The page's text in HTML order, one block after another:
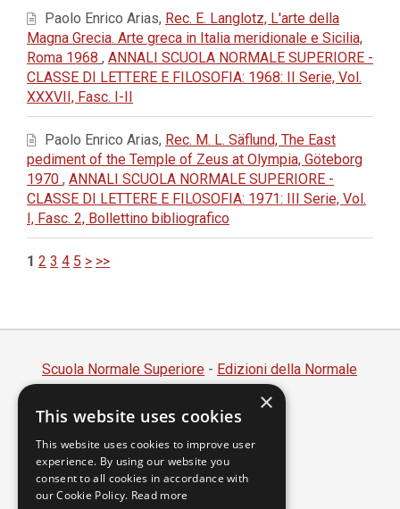
Paolo Enrico Arias, Rec. E. Langlotz, L'arte della
Magna Grecia. Arte greca in Italia meridionale e Sicilia,
Roma 1968 , ANNALI SCUOLA NORMALE SUPERIORE -
CLASSE DI LETTERE E FILOSOFIA: 1968: II Serie, Vol.
XXXVII, Fasc. I-II
Paolo Enrico Arias, Rec. M. L. Säflund, The East
pediment of the Temple of Zeus at Olympia, Göteborg
1970 , ANNALI SCUOLA NORMALE SUPERIORE -
CLASSE DI LETTERE E FILOSOFIA: 1971: III Serie, Vol.
I, Fasc. 2, Bollettino bibliografico
1 2 3 4 5 > >>
Scuola Normale Superiore - Edizioni della Normale
Piazza dei Cavalieri, 7 - 56126 Pisa
Codice fiscale 80005050507
Partita IVA 00420000507
segreteria.annali@sns.it
Accessibilità
×
This website uses cookies
This website uses cookies to improve user
experience. By using our website you
consent to all cookies in accordance with
our Cookie Policy. Read more